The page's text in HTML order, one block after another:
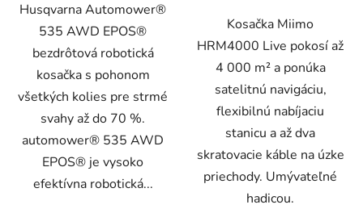
Husqvarna Automower®
535 AWD EPOS®
bezdrôtová robotická
kosačka s pohonom
všetkých kolies pre strmé
svahy až do 70 %.
automower® 535 AWD
EPOS® je vysoko
efektívna robotická...
Kosačka Miimo
HRM4000 Live pokosí až
4 000 m² a ponúka
satelitnú navigáciu,
flexibilnú nabíjaciu
stanicu a až dva
skratovacie káble na úzke
priechody. Umývateľné
hadicou.